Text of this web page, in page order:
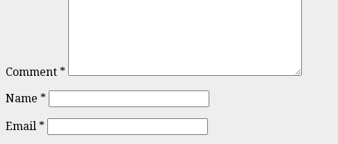
Comment *
Name *
Email *